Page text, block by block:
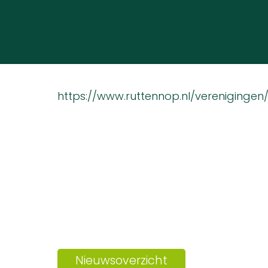
https://www.ruttennop.nl/verenigingen/
Nieuwsoverzicht